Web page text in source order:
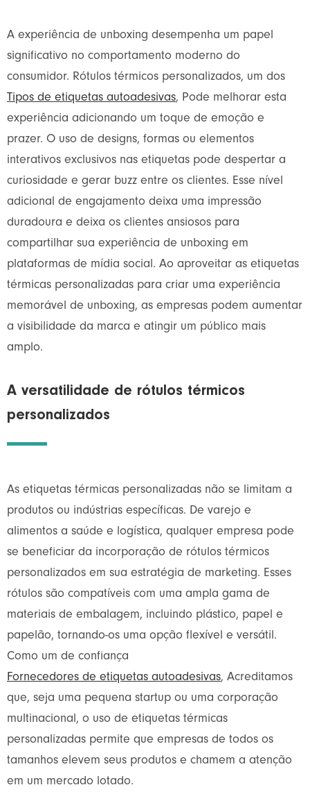
A experiência de unboxing desempenha um papel
significativo no comportamento moderno do
consumidor. Rótulos térmicos personalizados, um dos
Tipos de etiquetas autoadesivas, Pode melhorar esta
experiência adicionando um toque de emoção e
prazer. O uso de designs, formas ou elementos
interativos exclusivos nas etiquetas pode despertar a
curiosidade e gerar buzz entre os clientes. Esse nível
adicional de engajamento deixa uma impressão
duradoura e deixa os clientes ansiosos para
compartilhar sua experiência de unboxing em
plataformas de mídia social. Ao aproveitar as etiquetas
térmicas personalizadas para criar uma experiência
memorável de unboxing, as empresas podem aumentar
a visibilidade da marca e atingir um público mais
amplo.
A versatilidade de rótulos térmicos
personalizados
As etiquetas térmicas personalizadas não se limitam a
produtos ou indústrias específicas. De varejo e
alimentos a saúde e logística, qualquer empresa pode
se beneficiar da incorporação de rótulos térmicos
personalizados em sua estratégia de marketing. Esses
rótulos são compatíveis com uma ampla gama de
materiais de embalagem, incluindo plástico, papel e
papelão, tornando-os uma opção flexível e versátil.
Como um de confiança
Fornecedores de etiquetas autoadesivas, Acreditamos
que, seja uma pequena startup ou uma corporação
multinacional, o uso de etiquetas térmicas
personalizadas permite que empresas de todos os
tamanhos elevem seus produtos e chamem a atenção
em um mercado lotado.